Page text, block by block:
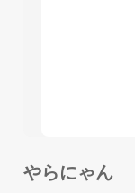
やらにゃん